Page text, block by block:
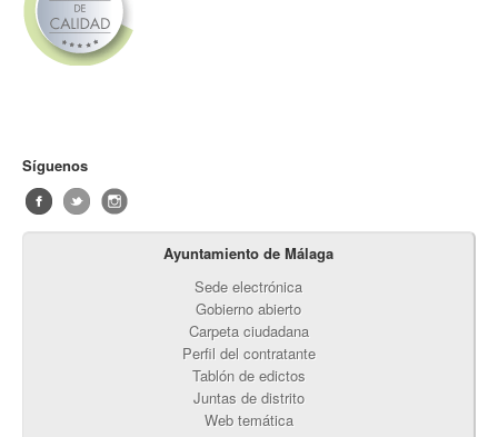
Síguenos
Ayuntamiento de Málaga
Sede electrónica
Gobierno abierto
Carpeta ciudadana
Perfil del contratante
Tablón de edictos
Juntas de distrito
Web temática